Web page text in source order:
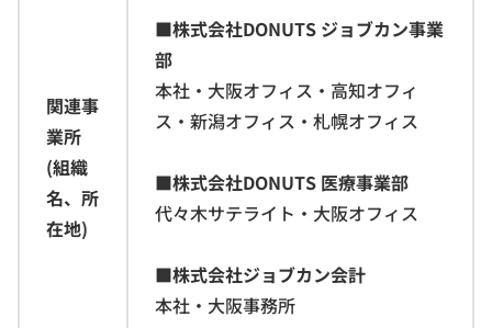
関連事
業所
(組織
名、所
在地)
■株式会社DONUTS ジョブカン事業
部
本社・大阪オフィス・高知オフィ
ス・新潟オフィス・札幌オフィス
■株式会社DONUTS 医療事業部
代々木サテライト・大阪オフィス
■株式会社ジョブカン会計
本社・大阪事務所